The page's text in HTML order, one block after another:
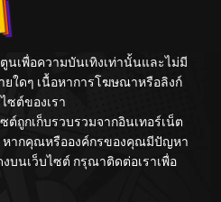
01/02/2026
01/02/2026
11/30/2025
นเพื่อความบันเทิงเท่านั้นและไม่มี
ใดๆ เนื้อหาการโฆษณาหรือลิงก์
ซต์ของเรา
ถูกเก็บรวบรวมจากอินเทอร์เน็ต
หากคุณหรือองค์กรของคุณมีปัญหา
บนเว็บไซต์ กรุณาติดต่อเราเพื่อ